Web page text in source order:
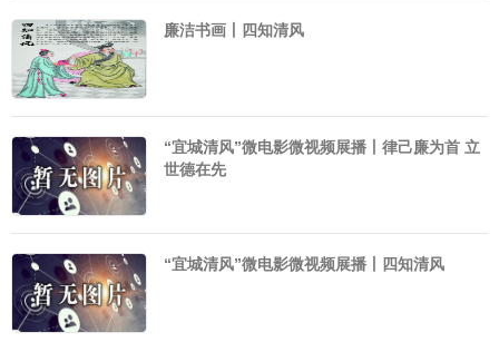
廉洁书画丨四知清风
“宜城清风”微电影微视频展播丨律己廉为首 立
世德在先
“宜城清风”微电影微视频展播丨四知清风